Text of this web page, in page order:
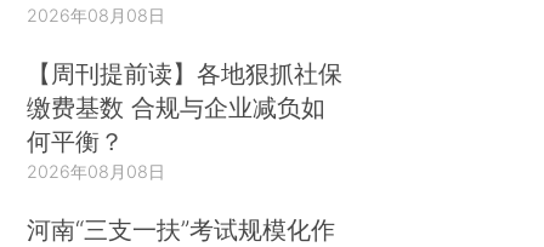
2026年08月08日
【周刊提前读】各地狠抓社保
缴费基数 合规与企业减负如
何平衡？
2026年08月08日
河南“三支一扶”考试规模化作